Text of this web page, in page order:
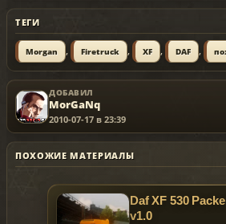
ТЕГИ
Morgan , Firetruck , XF , DAF ,
ДОБАВИЛ
MorGaNq
2010-07-17 в 23:39
ПОХОЖИЕ МАТЕРИАЛЫ
Daf XF 530
v1.0